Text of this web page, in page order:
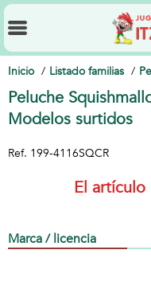
Inicio Listado familias
Peluche
Modelos surtidos
Ref. 199-4116SQCR
El
Marca / licencia